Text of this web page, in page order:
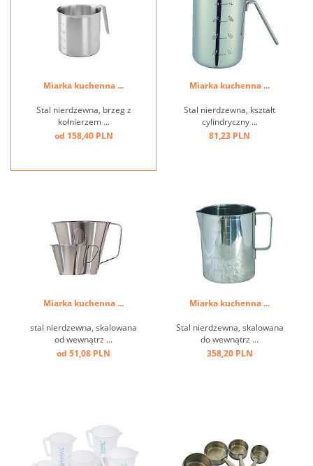
Miarka kuchenna ...
Stal nierdzewna, brzeg z
kołnierzem ...
od 158,40 PLN
Miarka kuchenna ...
Stal nierdzewna, kształt
cylindryczny ...
81,23 PLN
Miarka kuchenna ...
stal nierdzewna, skalowana
od wewnątrz ...
od 51,08 PLN
Miarka kuchenna ...
Stal nierdzewna, skalowana
do wewnątrz ...
358,20 PLN